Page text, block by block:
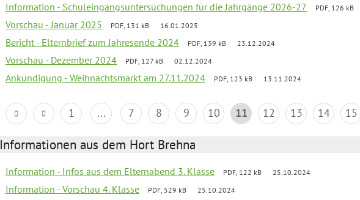
Information - Schuleingangsuntersuchungen für die Jahrgänge 2026-27 PDF, 126 kB
Vorschau - Januar 2025 PDF, 131 kB 16.01.2025
Bericht - Elternbrief zum Jahresende 2024 PDF, 139 kB 23.12.2024
Vorschau - Dezember 2024 PDF, 127 kB 02.12.2024
Ankündigung - Weihnachtsmarkt am 27.11.2024 PDF, 123 kB 13.11.2024
1 ... 7 8 9 10 11 12 13 14 15
Informationen aus dem Hort Brehna
Information - Infos aus dem Elternabend 3. Klasse PDF, 122 kB 25.10.2024
Information - Vorschau 4. Klasse PDF, 529 kB 25.10.2024